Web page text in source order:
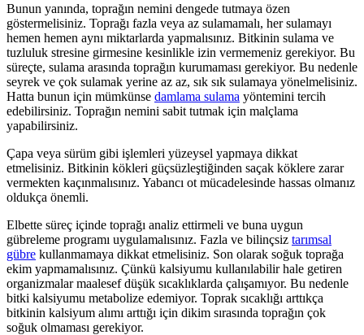
Bunun yanında, toprağın nemini dengede tutmaya özen
göstermelisiniz. Toprağı fazla veya az sulamamalı, her sulamayı
hemen hemen aynı miktarlarda yapmalısınız. Bitkinin sulama ve
tuzluluk stresine girmesine kesinlikle izin vermemeniz gerekiyor. Bu
süreçte, sulama arasında toprağın kurumaması gerekiyor. Bu nedenle
seyrek ve çok sulamak yerine az az, sık sık sulamaya yönelmelisiniz.
Hatta bunun için mümkünse damlama sulama yöntemini tercih
edebilirsiniz. Toprağın nemini sabit tutmak için malçlama
yapabilirsiniz.
Çapa veya sürüm gibi işlemleri yüzeysel yapmaya dikkat
etmelisiniz. Bitkinin kökleri güçsüzleştiğinden saçak köklere zarar
vermekten kaçınmalısınız. Yabancı ot mücadelesinde hassas olmanız
oldukça önemli.
Elbette süreç içinde toprağı analiz ettirmeli ve buna uygun
gübreleme programı uygulamalısınız. Fazla ve bilinçsiz tarımsal
gübre kullanmamaya dikkat etmelisiniz. Son olarak soğuk toprağa
ekim yapmamalısınız. Çünkü kalsiyumu kullanılabilir hale getiren
organizmalar maalesef düşük sıcaklıklarda çalışamıyor. Bu nedenle
bitki kalsiyumu metabolize edemiyor. Toprak sıcaklığı arttıkça
bitkinin kalsiyum alımı arttığı için dikim sırasında toprağın çok
soğuk olmaması gerekiyor.